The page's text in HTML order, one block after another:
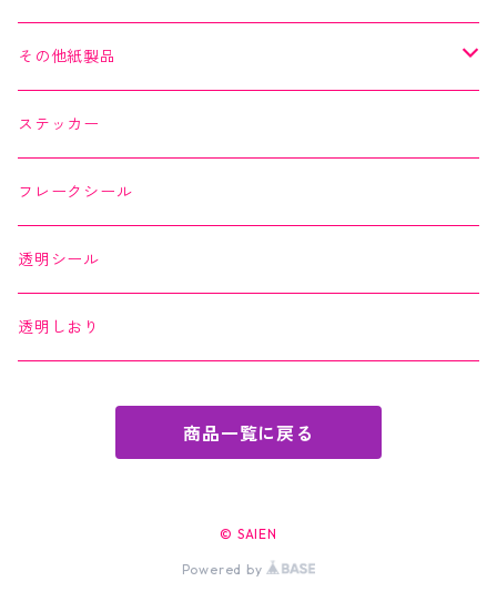
よもやまペーパー
縁起どうぶつ懐紙
Okashi na Kaishi
マスキングシール
ちぎり絵カード
メッセージカード
その他紙製品
よもやまペーパー
ちぎり絵カード
ステッカー
フレークシール
透明シール
透明しおり
商品一覧に戻る
© SAIEN
Powered by